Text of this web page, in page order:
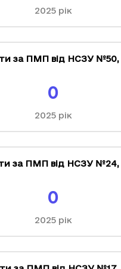
2025рік
за ПМП від НСЗУ №50,
0
2025рік
за ПМП від НСЗУ №24,
0
2025рік